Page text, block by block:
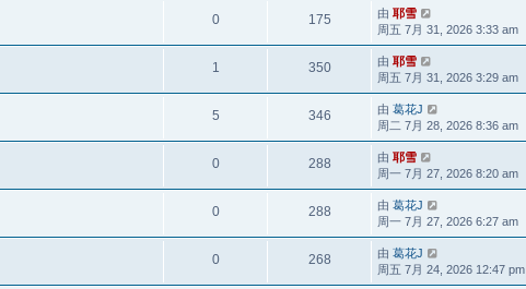
0 175 由 耶雪
周五 7月 31, 2026 3:33 am
1 350 由 耶雪
周五 7月 31, 2026 3:29 am
5 346 由 葛花J
周二 7月 28, 2026 8:36 am
0 288 由 耶雪
周一 7月 27, 2026 8:20 am
0 288 由 葛花J
周一 7月 27, 2026 6:27 am
0 268 由 葛花J
周五 7月 24, 2026 12:47 pm